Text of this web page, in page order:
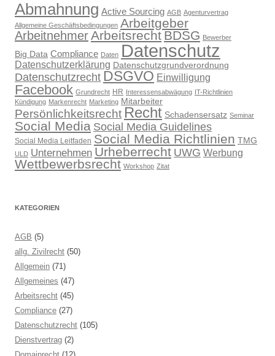
Abmahnung Active Sourcing AGB Agenturvertrag
Allgemeine Geschäftsbedingungen Arbeitgeber
ArbeitnehmerArbeitsrecht BDSG Bewerber
Big Data Compliance Daten Datenschutz
Datenschutzerklärung Datenschutzgrundverordnung
Datenschutzrecht DSGVO Einwilligung
Facebook Grundrecht HR Interessensabwägung IT-Richtlinien
Kündigung Markenrecht Marketing Mitarbeiter
Persönlichkeitsrecht Recht Schadensersatz Seminar
Social Media Social Media Guidelines
Social Media Leitfaden Social Media Richtlinien TMG
ULD Unternehmen Urheberrecht UWG Werbung
Wettbewerbsrecht Workshop Zitat
KATEGORIEN
AGB (5)
allg. Zivilrecht (50)
Allgemein (71)
Allgemeines (47)
Arbeitsrecht (45)
Compliance (27)
Datenschutzrecht (105)
Dienstvertrag (2)